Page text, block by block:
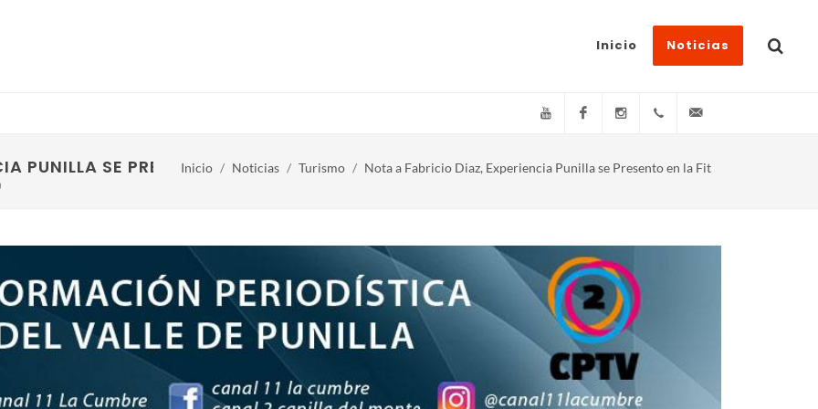
Inicio Noticias
YouTube FacebookInstagram(+54)(9)3548-576073
PUNILLA SE PRESENTO EN LA FIT
Inicio Noticias Turismo Nota a Fabricio Diaz, Experiencia Punilla se Presento en la Fit